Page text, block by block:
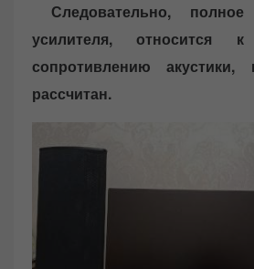
Следовательно, полное
усилителя, относится к
сопротивлению
рассчитан.